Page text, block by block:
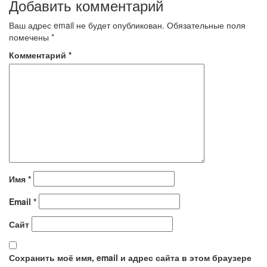
записям
Добавить комментарий
Ваш адрес email не будет опубликован. Обязательные поля
помечены *
Комментарий *
Имя *
Email *
Сайт
Сохранить моё имя, email и адрес сайта в этом браузере